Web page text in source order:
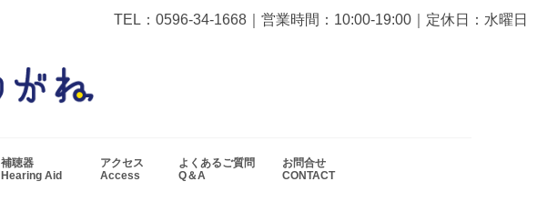
TEL：0596-34-1668 ｜営業時間：10:00-19:00｜定休日：水曜日
補聴器
Hearing Aid
アクセス
Access
よくあるご質問
Q＆A
お問合せ
CONTACT